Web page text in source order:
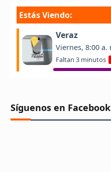
Síguenos en Facebook